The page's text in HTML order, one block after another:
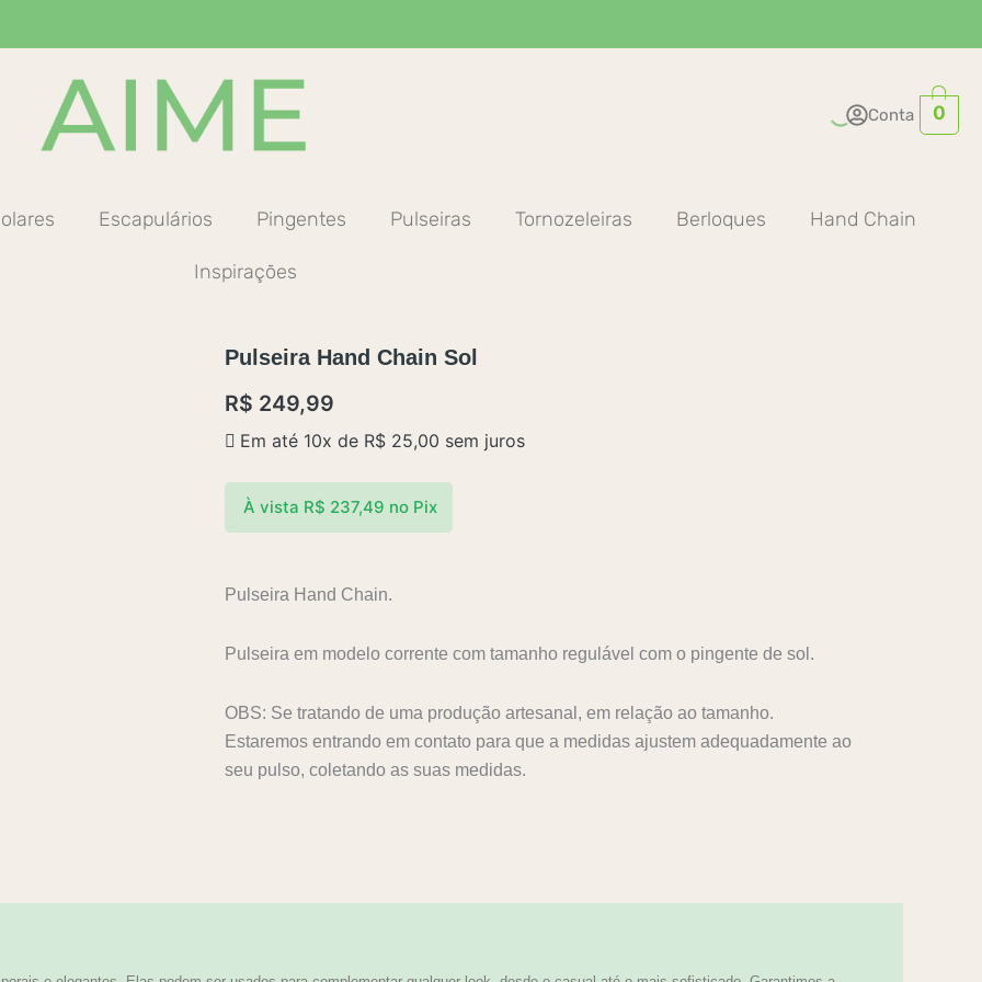
Conta 0
Escapulários Pingentes Pulseiras Tornozeleiras Berloques Hand Chain
Inspirações
Pulseira Hand Chain Sol
R$ 249,99
Em até 10x de R$25,00 sem juros
À vista R$ 237,49 no Pix
Pulseira Hand Chain.
Pulseira em modelo corrente com tamanho regulável com o pingente de sol.
OBS: Se tratando de uma produção artesanal, em relação ao tamanho.
Estaremos entrando em contato para que a medidas ajustem adequadamente ao
seu pulso, coletando as suas medidas.